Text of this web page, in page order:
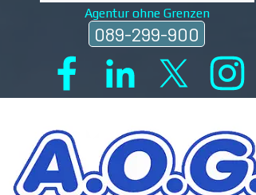
Agentur ohne Grenzen
089-299-900